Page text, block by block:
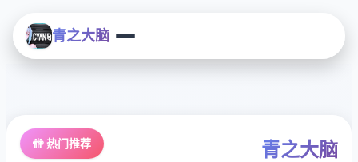
青之大脑
🚻 热门推荐 青之大脑